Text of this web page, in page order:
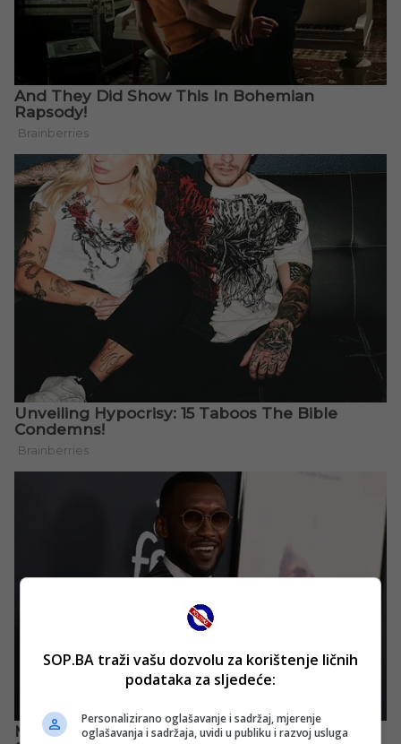
SOP.BA traži vašu dozvolu za korištenje ličnih
podataka za sljedeće:
Personalizirano oglašavanje i sadržaj, mjerenje
oglašavanja i sadržaja, uvidi u publiku i razvoj usluga